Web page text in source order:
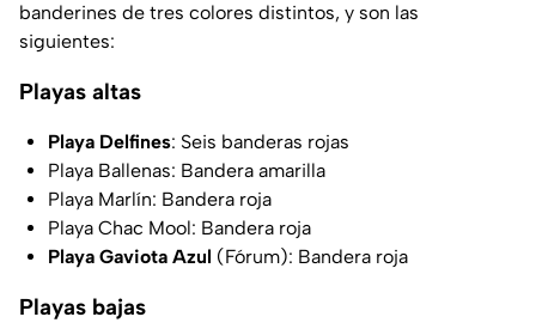
banderines de tres colores distintos, y son las
siguientes:
Playas altas
Playa Delfines: Seis banderas rojas
Playa Ballenas: Bandera amarilla
Playa Marlín: Bandera roja
Playa Chac Mool: Bandera roja
Playa Gaviota Azul (Fórum): Bandera roja
Playas bajas